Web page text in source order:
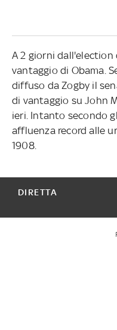
A 2 giorni dall'election
vantaggio di Obama.
diffuso da Zogby il
di vantaggio su John
ieri. Intanto secondo
affluenza record alle
1908.
DIRETTA